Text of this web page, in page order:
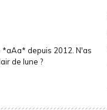
depuis 2012. N'as
de lune ?